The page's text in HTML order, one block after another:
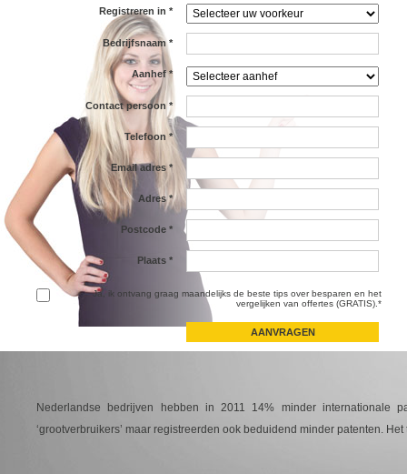
Registreren in *
Bedrijfsnaam*
Aanhef*
Contact persoon*
Telefoon *
Email adres *
Adres*
Postcode *
Plaats *
Ja, ik ontvang graag maandelijks de beste tips over besparen en het
vergelijken van offertes (GRATIS).*
Nederlandse bedrijven hebben in 2011 14% minder internationale
‘grootverbruikers’ maar registreerden ook beduidend minder patenten.